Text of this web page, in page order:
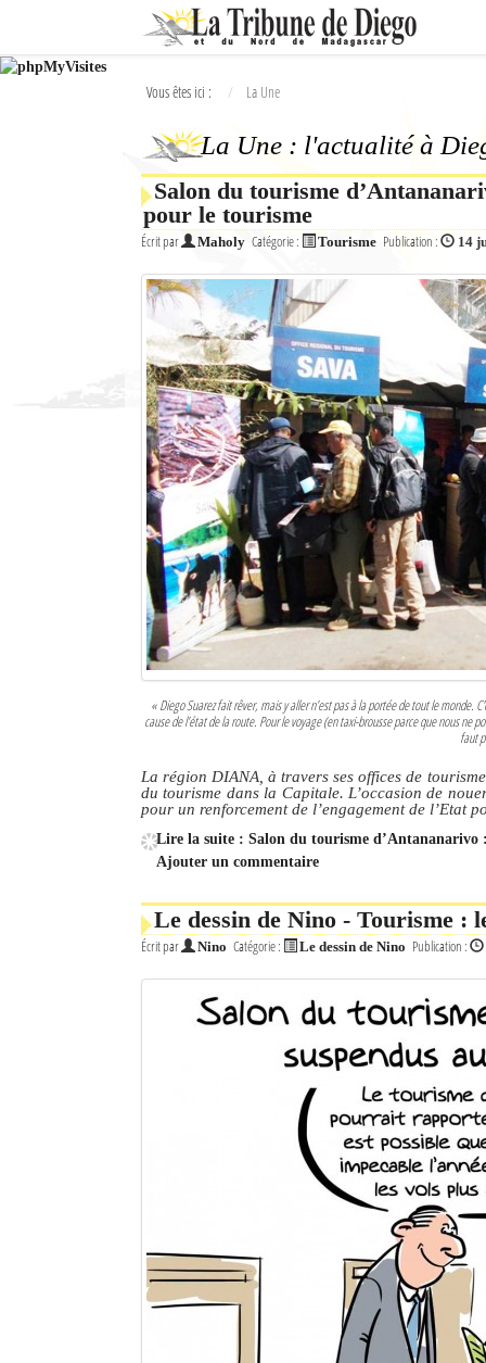
Ok
L'actualité à Diego Suarez
Le Nord de Madagascar
L'actualité du tourisme
La Tribune de Diego en PDF
Vous êtes ici : La Une
La Une : l'actualité à
Salon du tourisme
pour le tourisme
Écrit par Maholy Catégorie : Tourisme Publication : 14
« Diego Suarez fait rêver, mais y aller n’est pas à la portée de tout le
cause de l’état de la route. Pour le voyage (en taxi-brousse parce que nous ne
faut
La région DIANA, à travers ses offices de
du tourisme dans la Capitale. L’occasion de
pour un renforcement de l’engagement de l’Etat
Lire la suite : Salon du tourisme
Ajouter un commentaire
Le dessin de Nino - Tourisme :
Écrit par Nino Catégorie : Le dessin de Nino Publication :